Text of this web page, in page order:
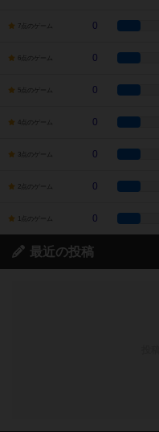
7点のゲーム 0
6点のゲーム 0
5点のゲーム 0
4点のゲーム 0
3点のゲーム 0
2点のゲーム 0
1点のゲーム 0
最近の投稿